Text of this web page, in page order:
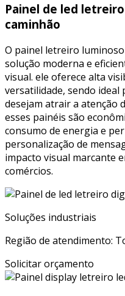
Painel de led
caminhão
O painel letreiro luminoso
solução moderna e
visual. ele oferece alta
versatilidade, sendo ideal
desejam atrair a atenção
esses painéis são
consumo de energia e
personalização de
impacto visual marcante
comércios.
Soluções industriais
Região de atendimento:
Solicitar orçamento